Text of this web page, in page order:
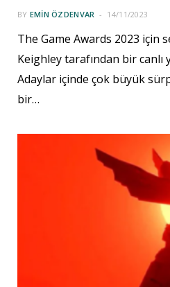
BY EMIN ÖZDENVAR 14/11/2023
The Game Awards 2023 için
Keighley tarafından bir canlı
Adaylar içinde çok büyük
bir…